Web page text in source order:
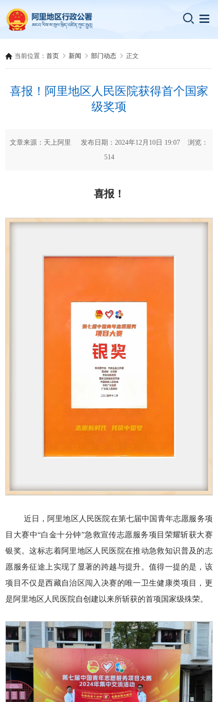
当前位置：首页 新闻 部门动态 正文
喜报！阿里地区人民医院获得首个国家
级奖项
文章来源：天上阿里 发布日期：2024年12月10日 19:07 浏览：
514
喜报！
近日，阿里地区人民医院在第七届中国青年志愿服务项
目大赛中“白金十分钟”急救宣传志愿服务项目荣耀斩获大赛
银奖。这标志着阿里地区人民医院在推动急救知识普及的志
愿服务征途上实现了显著的跨越与提升。值得一提的是，该
项目不仅是西藏自治区闯入决赛的唯一卫生健康类项目，更
是阿里地区人民医院自创建以来所斩获的首项国家级殊荣。